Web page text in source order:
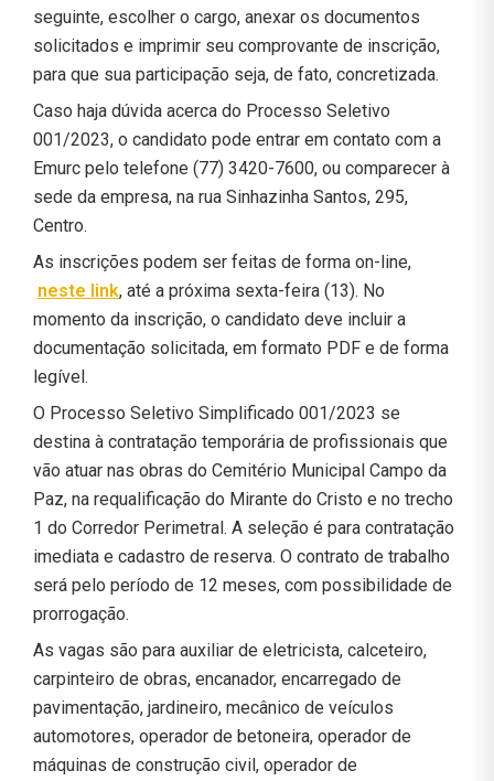
seguinte, escolher o cargo, anexar os documentos
solicitados e imprimir seu comprovante de inscrição,
para que sua participação seja, de fato, concretizada.
Caso haja dúvida acerca do Processo Seletivo
001/2023, o candidato pode entrar em contato com a
Emurc pelo telefone (77) 3420-7600, ou comparecer à
sede da empresa, na rua Sinhazinha Santos, 295,
Centro.
As inscrições podem ser feitas de forma on-line,
neste link, até a próxima sexta-feira (13). No
momento da inscrição, o candidato deve incluir a
documentação solicitada, em formato PDF e de forma
legível.
O Processo Seletivo Simplificado 001/2023 se
destina à contratação temporária de profissionais que
vão atuar nas obras do Cemitério Municipal Campo da
Paz, na requalificação do Mirante do Cristo e no trecho
1 do Corredor Perimetral. A seleção é para contratação
imediata e cadastro de reserva. O contrato de trabalho
será pelo período de 12 meses, com possibilidade de
prorrogação.
As vagas são para auxiliar de eletricista, calceteiro,
carpinteiro de obras, encanador, encarregado de
pavimentação, jardineiro, mecânico de veículos
automotores, operador de betoneira, operador de
máquinas de construção civil, operador de